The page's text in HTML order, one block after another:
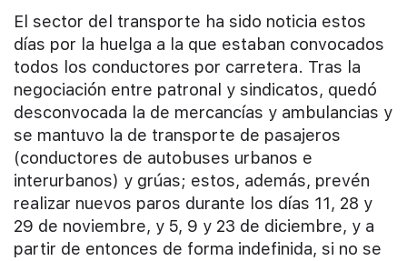
El sector del transporte ha sido noticia estos
días por la huelga a la que estaban convocados
todos los conductores por carretera. Tras la
negociación entre patronal y sindicatos, quedó
desconvocada la de mercancías y ambulancias y
se mantuvo la de transporte de pasajeros
(conductores de autobuses urbanos e
interurbanos) y grúas; estos, además, prevén
realizar nuevos paros durante los días 11, 28 y
29 de noviembre, y 5, 9 y 23 de diciembre, y a
partir de entonces de forma indefinida, si no se